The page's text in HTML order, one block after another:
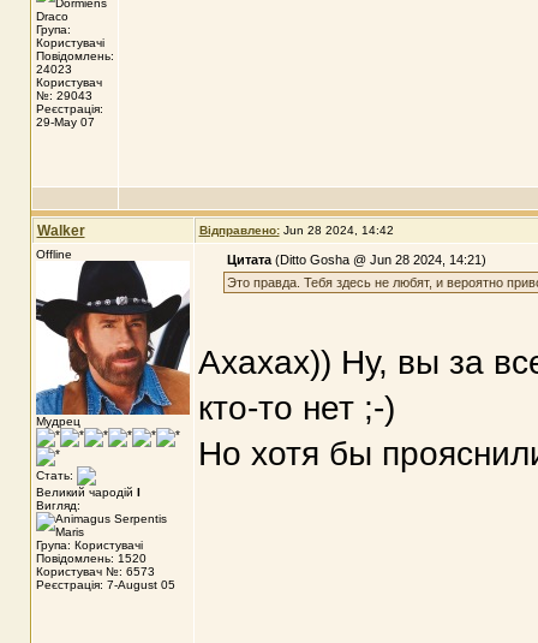
Група:
Користувачі
Повідомлень:
24023
Користувач
№: 29043
Реєстрація:
29-May 07
Walker Відправлено: Jun 28 2024, 14:42
Offline
Мудрец
Стать:
Великий чародій I
Вигляд:
Група: Користувачі
Повідомлень: 1520
Користувач №: 6573
Реєстрація: 7-August 05
Цитата(Ditto Gosha @ Jun 28 2024, 14:21)
Это правда. Тебя здесь не любят, и вероятно
Ахахах)) Ну, вы за
кто-то нет ;-)
Но хотя бы